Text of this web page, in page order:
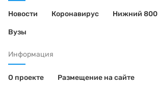
Новости Коронавирус Нижний 800
Вузы
Информация
О проекте Размещение на сайте